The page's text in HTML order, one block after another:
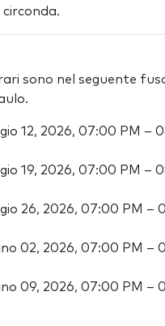
sono nel seguente
12, 2026, 07:00 PM –
19, 2026, 07:00 PM –
26, 2026, 07:00 PM –
02, 2026, 07:00 PM –
09, 2026, 07:00 PM –